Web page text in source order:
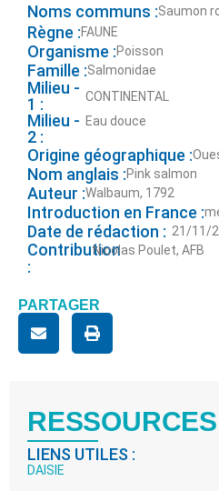
Noms communs :Saumon
Règne :FAUNE
Organisme :Poisson
Famille :Salmonidae
Milieu -
1 :
CONTINENTAL
Milieu -
2 :
Eau douce
Origine géographique :
Nom anglais :Pink salmon
Auteur :Walbaum, 1792
Introduction en France :
Date de rédaction : 21/11/
Contribution
:
Nicolas Poulet, AFB
PARTAGER
RESSOURCES
LIENS UTILES :
DAISIE